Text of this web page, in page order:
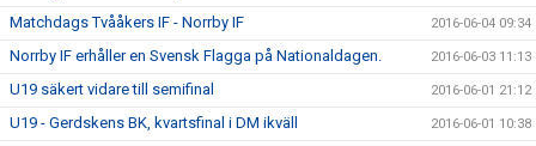
Matchdags Tvååkers IF - Norrby IF 2016-06-04 09:34
Norrby IF erhåller en Svensk Flagga på Nationaldagen. 2016-06-03 11:13
U19 säkert vidare till semifinal 2016-06-01 21:12
U19 - Gerdskens BK, kvartsfinal i DM ikväll 2016-06-01 10:38